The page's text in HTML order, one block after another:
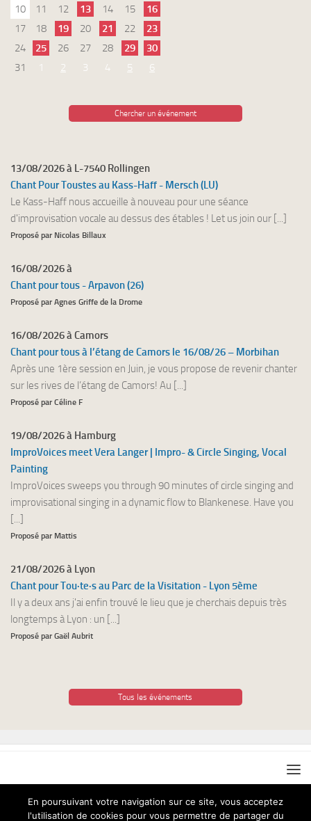
10
11 12 13 14 15
16
17
18 19 20 21 22
23
24
25 26 27 28 29
30
31
1 2 3 4 5 6
Chercher un événement
13/08/2026 à L-7540 Rollingen
Chant Pour Toustes au Kass-Haff - Mersch (LU)
Le Kass-Haff nous accueille à nouveau pour une séance
d'improvisation vocale au dessus des étables ! Let us join our [...]
Proposé par Nicolas Billaux
16/08/2026 à
Chant pour tous - Arpavon (26)
Proposé par Agnes Griffe de la Drome
16/08/2026 à Camors
Chant pour tous à l’étang de Camors le 16/08/26 – Morbihan
Après une 1ère session en Juin, je vous propose de revenir chanter
sur les rives de l’étang de Camors! Au [...]
Proposé par Céline F
19/08/2026 à Hamburg
ImproVoices meet Vera Langer | Impro- & Circle Singing, Vocal
Painting
ImproVoices sweeps you through 90 minutes of circle singing and
improvisational singing in a dynamic flow to Blankenese. Have you
[...]
Proposé par Mattis
21/08/2026 à Lyon
Chant pour Tou·te·s au Parc de la Visitation - Lyon 5ème
Il y a deux ans j'ai enfin trouvé le lieu que je cherchais depuis très
longtemps à Lyon : un [...]
Proposé par Gaël Aubrit
Tous les événements
En poursuivant votre navigation sur ce site, vous acceptez
l'utilisation de cookies pour vous permettre de partager du